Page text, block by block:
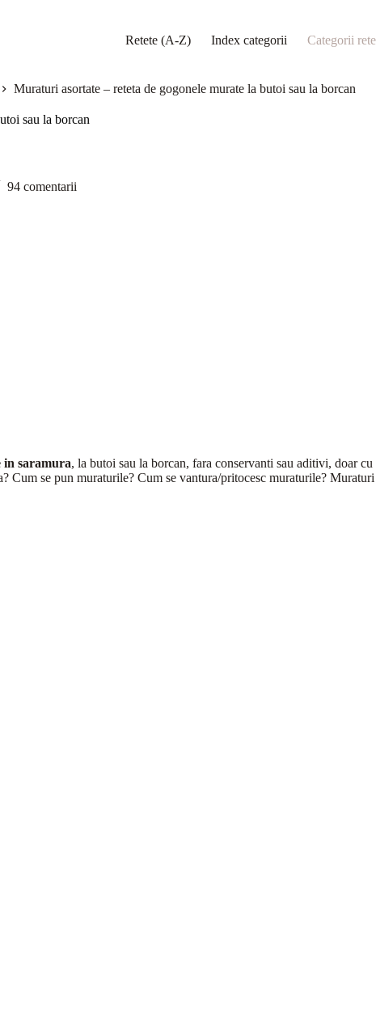
Retete (A-Z) Index categorii Categorii
Muraturi asortate – reteta de gogonele murate la butoi sau la borcan
sau la borcan
94 comentarii
in saramura, la butoi sau la borcan, fara conservanti sau aditivi, doar cu
Cum se pun muraturile? Cum se vantura/pritocesc muraturile? Muraturi